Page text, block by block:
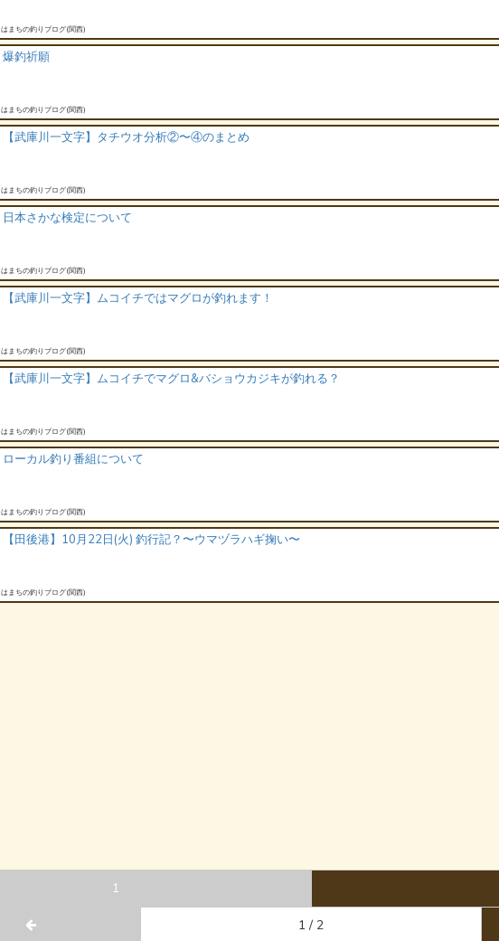
はまちの釣りブログ(関西)
爆釣祈願
はまちの釣りブログ(関西)
【武庫川一文字】タチウオ分析②〜④のまとめ
はまちの釣りブログ(関西)
日本さかな検定について
はまちの釣りブログ(関西)
【武庫川一文字】ムコイチではマグロが釣れます！
はまちの釣りブログ(関西)
【武庫川一文字】ムコイチでマグロ&バショウカジキが釣れる？
はまちの釣りブログ(関西)
ローカル釣り番組について
はまちの釣りブログ(関西)
【田後港】10月22日(火) 釣行記？〜ウマヅラハギ掬い〜
はまちの釣りブログ(関西)
1
1 / 2